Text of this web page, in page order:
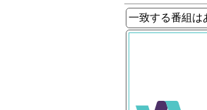
一致する番組は